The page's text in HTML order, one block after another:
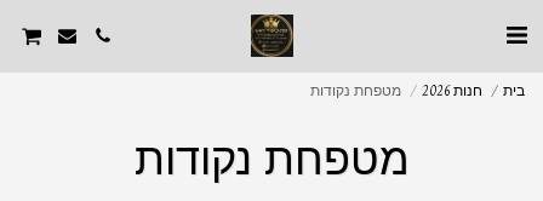
בית חנות 2026 מטפחת נקודות
מטפחת נקודות